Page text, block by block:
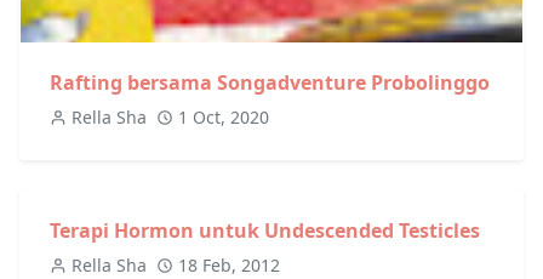
Rafting bersama Songadventure Probolinggo
Rella Sha 1 Oct, 2020
Terapi Hormon untuk Undescended Testicles
Rella Sha 18 Feb, 2012